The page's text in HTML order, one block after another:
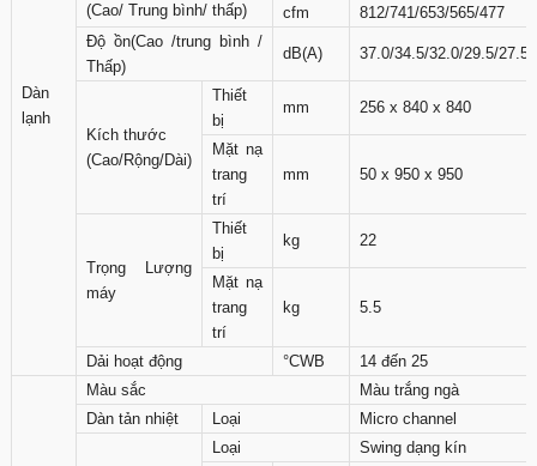
Dàn
lạnh
(Cao/ Trung bình/ thấp)
cfm
812/741/653/565/477
Độ ồn(Cao /trung bình /
Thấp)
dB(A) 37.0/34.5/32.0/29.5/27.5
Kích thước
(Cao/Rộng/Dài)
Thiết
bị
mm 256 x 840 x 840
Mặt nạ
trang
trí
mm 50 x 950 x 950
Trọng Lượng
máy
Thiết
bị
kg 22
Mặt nạ
trang
trí
kg 5.5
Dải hoạt động °CWB 14 đến 25
Màu sắc
Màu trắng ngà
Dàn tản nhiệt
Loại Micro channel
Loại
Swing dạng kín